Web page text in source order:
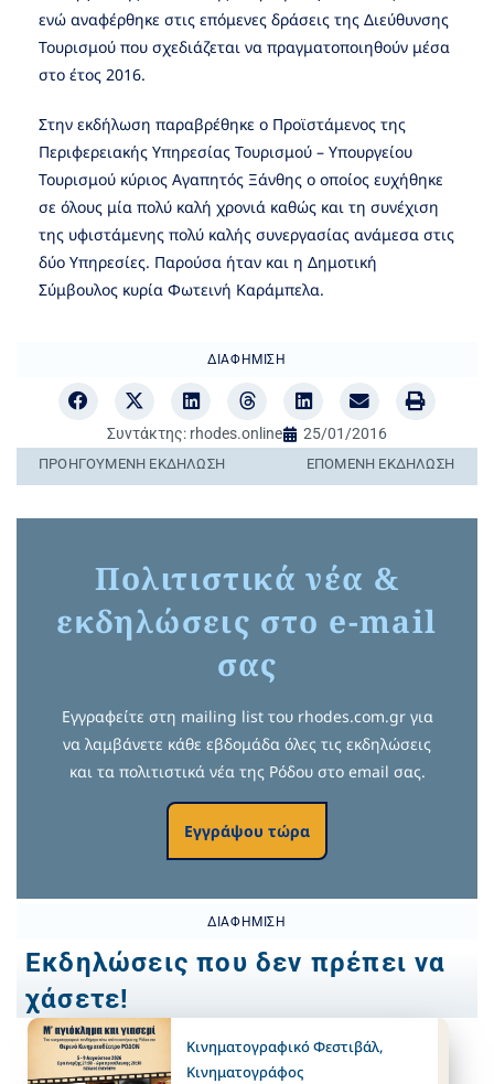
ενώ αναφέρθηκε στις επόμενες δράσεις της Διεύθυνσης
Τουρισμού που σχεδιάζεται να πραγματοποιηθούν μέσα
στο έτος 2016.
Στην εκδήλωση παραβρέθηκε ο Προϊστάμενος της
Περιφερειακής Υπηρεσίας Τουρισμού – Υπουργείου
Τουρισμού κύριος Αγαπητός Ξάνθης ο οποίος ευχήθηκε
σε όλους μία πολύ καλή χρονιά καθώς και τη συνέχιση
της υφιστάμενης πολύ καλής συνεργασίας ανάμεσα στις
δύο Υπηρεσίες. Παρούσα ήταν και η Δημοτική
Σύμβουλος κυρία Φωτεινή Καράμπελα.
ΔΙΑΦΉΜΙΣΗ
Συντάκτης: rhodes.online 25/01/2016
ΠΡΟΗΓΟΎΜΕΝΗ ΕΚΔΉΛΩΣΗ ΕΠΌΜΕΝΗ ΕΚΔΉΛΩΣΗ
Πολιτιστικά νέα &
εκδηλώσεις στο e-mail
σας
Εγγραφείτε στη mailing list του rhodes.com.gr για
να λαμβάνετε κάθε εβδομάδα όλες τις εκδηλώσεις
και τα πολιτιστικά νέα της Ρόδου στο email σας.
Εγγράψου τώρα
ΔΙΑΦΉΜΙΣΗ
Εκδηλώσεις που δεν πρέπει να
χάσετε!
Κινηματογραφικό Φεστιβάλ,
Κινηματογράφος